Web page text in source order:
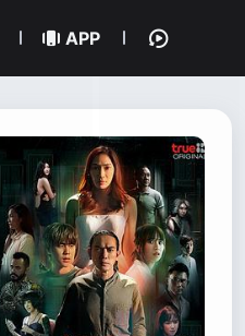
APP
阿玛霖·妮缇布恩 Diyar